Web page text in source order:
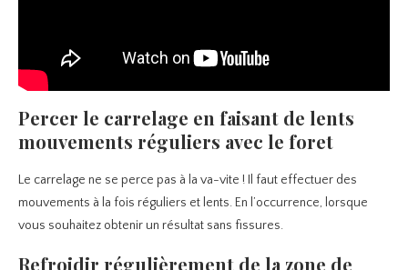
Percer le carrelage en faisant de lents
mouvements réguliers avec le foret
Le carrelage ne se perce pas à la va-vite ! Il faut effectuer des
mouvements à la fois réguliers et lents. En l’occurrence, lorsque
vous souhaitez obtenir un résultat sans fissures.
Refroidir régulièrement de la zone de